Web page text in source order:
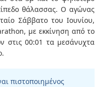
θάλασσας. Ο αγώνας
Σάββατο του Ιουνίου,
με εκκίνηση από το
στις 00:01 τα μεσάνυχτα
πιστοποιημένος